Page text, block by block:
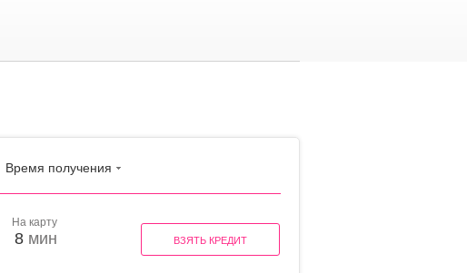
Время получения
8мин
На карту
ВЗЯТЬ КРЕДИТ